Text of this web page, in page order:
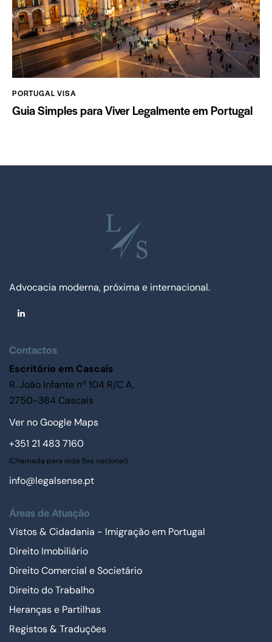
PORTUGAL VISA
Guia Simples para Viver Legalmente em Portugal
Advocacia moderna, próxima e internacional.
Contactos
Escritório em Cascais
R. João Infante nº 104 R/C A,
2750-384 Cascais
Ver no Google Maps
+351 21 483 7160
(Chamada para rede fixa nacional)
info@legalsense.pt
Áreas de Atuação
Vistos & Cidadania - Imigração em Portugal
Direito Imobiliário
Direito Comercial e Societário
Direito do Trabalho
Heranças e Partilhas
Registos & Traduções